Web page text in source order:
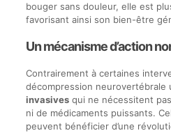
bouger sans douleur, elle est
favorisant ainsi son bien-être
Un mécanisme d’action
Contrairement à certaines
décompression neurovertébrale
invasivesqui ne nécessitent
ni de médicaments puissants.
peuvent bénéficier d’une